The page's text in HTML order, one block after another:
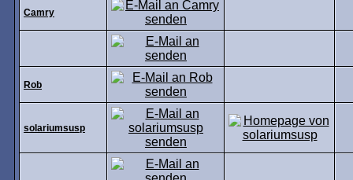
Camry
Rob
solariumsusp